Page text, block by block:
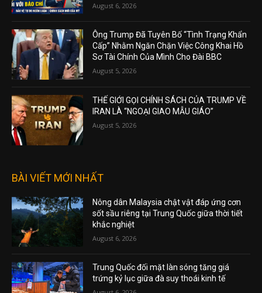
August 6, 2026
Ông Trump Đã Tuyên Bố “Tình Trạng Khẩn
Cấp” Nhằm Ngăn Chặn Việc Công Khai Hồ
Sơ Tài Chính Của Mình Cho Đài BBC
August 5, 2026
THẾ GIỚI GỌI CHÍNH SÁCH CỦA TRUMP VỀ
IRAN LÀ “NGOẠI GIAO MẪU GIÁO”
August 5, 2026
BÀI VIẾT MỚI NHẤT
Nông dân Malaysia chật vật đáp ứng cơn
sốt sầu riêng tại Trung Quốc giữa thời tiết
khắc nghiệt
August 6, 2026
Trung Quốc đối mặt làn sóng tăng giá
trứng kỷ lục giữa đà suy thoái kinh tế